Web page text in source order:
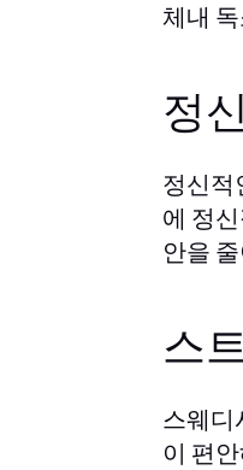
체내
정
정신적
에 정
안을
스
스웨디
이 편